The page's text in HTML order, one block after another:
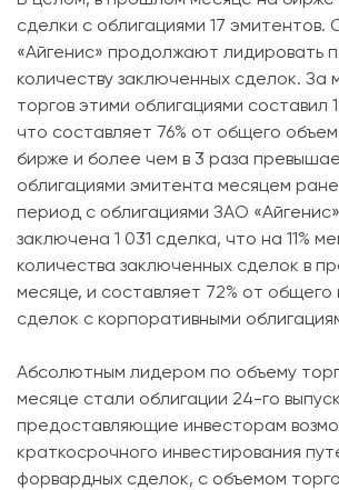
сделки с облигациями 17 эмитентов.
«Айгенис» продолжают лидировать
количеству заключенных сделок. За
торгов этими облигациями составил
что составляет 76% от общего
бирже и более чем в 3 раза
облигациями эмитента месяцем
период с облигациями ЗАО
заключена 1 031 сделка, что на 11%
количества заключенных сделок в
месяце, и составляет 72% от общего
сделок с корпоративными
Абсолютным лидером по объему
месяце стали облигации 24-го
предоставляющие инвесторам
краткосрочного инвестирования
форвардных сделок, с объемом